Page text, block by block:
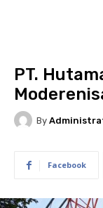
PT.
By
Facebook